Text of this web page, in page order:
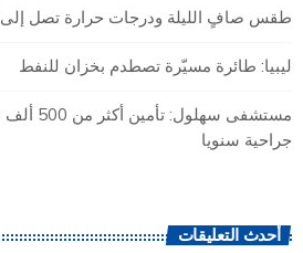
طقس صافٍ الليلة ودرجات حرارة تصل إلى 35 درجة
ليبيا: طائرة مسيّرة تصطدم بخزان للنفط
جراحية سنويا
أحدث التعليقات